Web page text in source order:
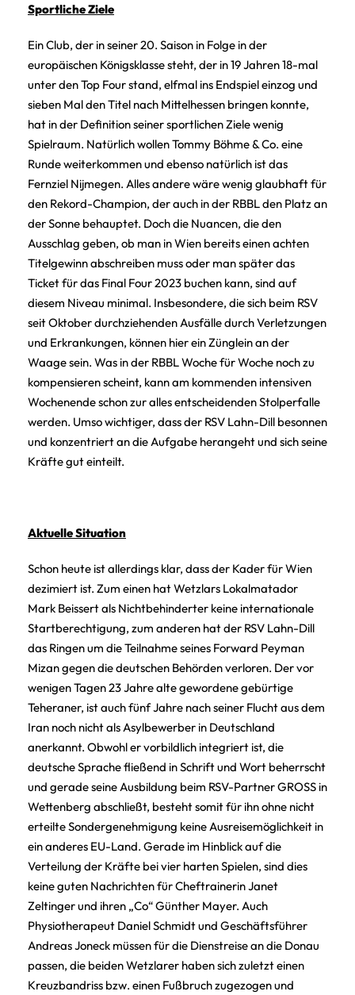
Sportliche Ziele
Ein Club, der in seiner 20. Saison in Folge in der
europäischen Königsklasse steht, der in 19 Jahren 18-mal
unter den Top Four stand, elfmal ins Endspiel einzog und
sieben Mal den Titel nach Mittelhessen bringen konnte,
hat in der Definition seiner sportlichen Ziele wenig
Spielraum. Natürlich wollen Tommy Böhme & Co. eine
Runde weiterkommen und ebenso natürlich ist das
Fernziel Nijmegen. Alles andere wäre wenig glaubhaft für
den Rekord-Champion, der auch in der RBBL den Platz an
der Sonne behauptet. Doch die Nuancen, die den
Ausschlag geben, ob man in Wien bereits einen achten
Titelgewinn abschreiben muss oder man später das
Ticket für das Final Four 2023 buchen kann, sind auf
diesem Niveau minimal. Insbesondere, die sich beim RSV
seit Oktober durchziehenden Ausfälle durch Verletzungen
und Erkrankungen, können hier ein Zünglein an der
Waage sein. Was in der RBBL Woche für Woche noch zu
kompensieren scheint, kann am kommenden intensiven
Wochenende schon zur alles entscheidenden Stolperfalle
werden. Umso wichtiger, dass der RSV Lahn-Dill besonnen
und konzentriert an die Aufgabe herangeht und sich seine
Kräfte gut einteilt.
Aktuelle Situation
Schon heute ist allerdings klar, dass der Kader für Wien
dezimiert ist. Zum einen hat Wetzlars Lokalmatador
Mark Beissert als Nichtbehinderter keine internationale
Startberechtigung, zum anderen hat der RSV Lahn-Dill
das Ringen um die Teilnahme seines Forward Peyman
Mizan gegen die deutschen Behörden verloren. Der vor
wenigen Tagen 23 Jahre alte gewordene gebürtige
Teheraner, ist auch fünf Jahre nach seiner Flucht aus dem
Iran noch nicht als Asylbewerber in Deutschland
anerkannt. Obwohl er vorbildlich integriert ist, die
deutsche Sprache fließend in Schrift und Wort beherrscht
und gerade seine Ausbildung beim RSV-Partner GROSS in
Wettenberg abschließt, besteht somit für ihn ohne nicht
erteilte Sondergenehmigung keine Ausreisemöglichkeit in
ein anderes EU-Land. Gerade im Hinblick auf die
Verteilung der Kräfte bei vier harten Spielen, sind dies
keine guten Nachrichten für Cheftrainerin Janet
Zeltinger und ihren „Co“ Günther Mayer. Auch
Physiotherapeut Daniel Schmidt und Geschäftsführer
Andreas Joneck müssen für die Dienstreise an die Donau
passen, die beiden Wetzlarer haben sich zuletzt einen
Kreuzbandriss bzw. einen Fußbruch zugezogen und